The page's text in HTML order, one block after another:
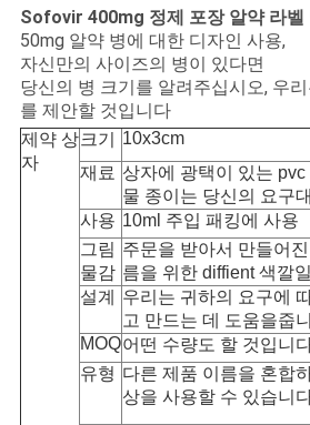
뉴
스
경
Sofovir 400mg 정제 포장 알약 라벨
50mg 알약 병에 대한 디자인 사용,
자신만의 사이즈의 병이 있다면
당신의 병 크기를 알려주십시오, 우리
를 제안할 것입니다
제약 상
자
크기
10x3cm
재료 상자에 광택이 있는
물 종이는 당신의 요구
사용 10ml 주입 패킹에 사용
그림
물감
주문을 받아서 만들어
름을 위한 diffient 색깔
설계
우리는 귀하의 요구에
고 만드는 데 도움을줍
MOQ어떤 수량도 할 것입니
유형 다른 제품 이름을 혼합
상을 사용할 수 있습니